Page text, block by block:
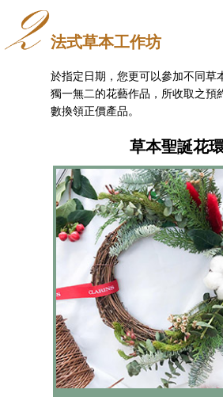
法式草本工作坊
於指定日期，您更可以參加不同草
獨一無二的花藝作品， 所收取之預
數換領正價產品。
草本聖誕花